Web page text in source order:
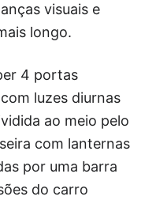
visuais e
longo.
4 portas
luzes diurnas
ao meio pelo
com lanternas
por uma barra
do carro